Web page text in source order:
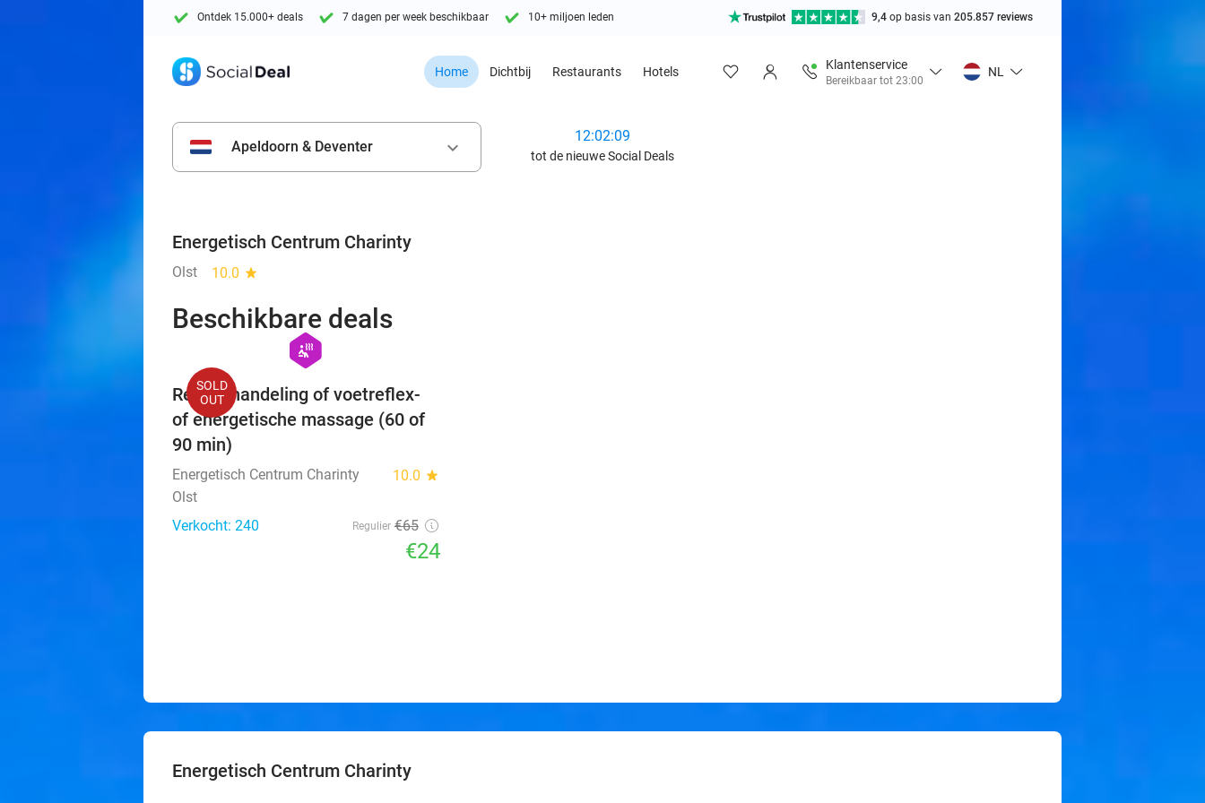
Ontdek 15.000+ deals 7 dagen per week beschikbaar 10+ miljoen leden 9,4 op basis van 205.857 reviews
Home Dichtbij Restaurants Hotels
Klantenservice
Bereikbaar tot 23:00
NL
Apeldoorn & Deventer keyboard_arrow_down
12:02:07
tot de nieuwe Social Deals
Energetisch Centrum Charinty
Olst 10.0 star
Beschikbare deals
SOLD
OUT
hexagon
wellness
Reikibehandeling of voetreflex-
of energetische massage (60 of
90 min)
Energetisch Centrum Charinty 10.0 star
Olst
Verkocht: 240
Regulier €65
€24
Energetisch Centrum Charinty